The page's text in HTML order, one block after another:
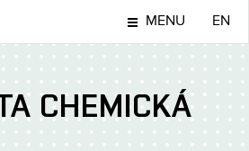
MENU EN
CHEMICKÁ